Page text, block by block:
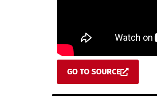
GO TO SOURCE